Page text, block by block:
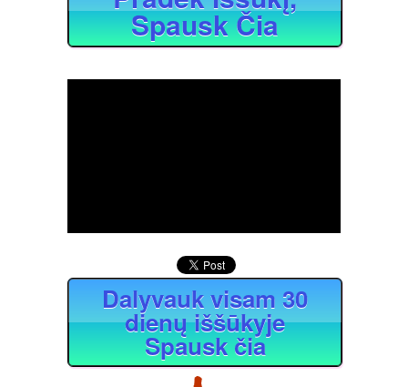
Spausk Čia
Dalyvauk visam 30
dienų iššūkyje
Spausk čia